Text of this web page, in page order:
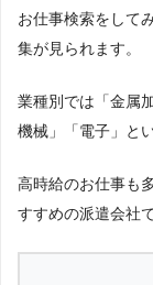
お仕事検索をして
集が見られます。
業種別では「金属
機械」「電子」と
高時給のお仕事も
すすめの派遣会社で